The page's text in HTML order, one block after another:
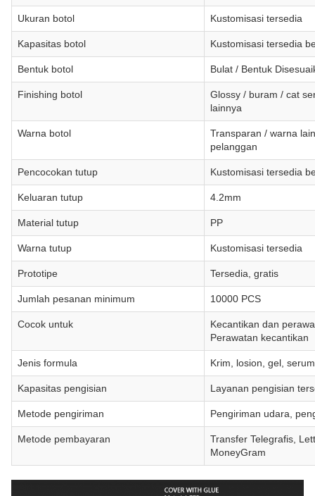
Ukuran botol Kustomisasi tersedia
Kapasitas botol Kustomisasi tersedia
Bentuk botol Bulat / Bentuk
Finishing botol
Glossy / buram / cat
lainnya
Warna botol
Transparan / warna
pelanggan
Pencocokan tutup Kustomisasi tersedia
Keluaran tutup 4.2mm
Material tutup PP
Warna tutup Kustomisasi tersedia
Prototipe Tersedia, gratis
Jumlah pesanan minimum 10000 PCS
Cocok untuk
Kecantikan dan
Perawatan kecantikan
Jenis formula Krim, losion, gel,
Kapasitas pengisian Layanan pengisian
Metode pengiriman Pengiriman udara,
Metode pembayaran
Transfer Telegrafis,
MoneyGram